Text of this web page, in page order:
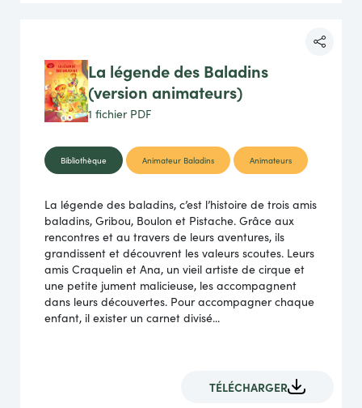
La légende des Baladins
(version animateurs)
1 fichier PDF
Bibliothèque Animateur Baladins Animateurs
La légende des baladins, c’est l’histoire de trois amis
baladins, Gribou, Boulon et Pistache. Grâce aux
rencontres et au travers de leurs aventures, ils
grandissent et découvrent les valeurs scoutes. Leurs
amis Craquelin et Ana, un vieil artiste de cirque et
une petite jument malicieuse, les accom­pagnent
dans leurs découvertes. Pour accompagner chaque
enfant, il exister un carnet divisé...
TÉLÉCHARGER